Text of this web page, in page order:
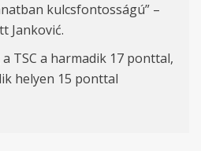
kulcsfontosságú” –
Janković.
TSC a harmadik 17 ponttal,
helyen 15 ponttal